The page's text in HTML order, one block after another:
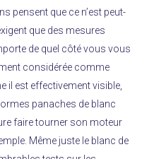
pensent que ce n’est peut-
que des mesures
de quel côté vous vous
considérée comme
il est effectivement visible,
panaches de blanc
faire tourner son moteur
Même juste le blanc de